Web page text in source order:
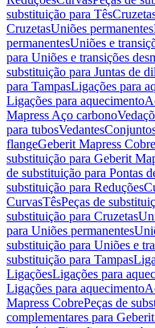
substituição para Tês
CruzetasUniões permanentes
permanentesUniões e
para Uniões e transições
substituição para Juntas de
para TampasLigações para
Ligações para aquecimento
Mapress Aço carbono
para tubosVedantes
flangeGeberit Mapress Cobre
substituição para Geberit
de substituição para Pontas
substituição para Reduções
CurvasTêsPeças de
substituição para Cruzetas
para Uniões permanentes
substituição para Uniões e
substituição para Tampas
LigaçõesLigações para
Ligações para aquecimento
Mapress CobrePeças de
complementares para